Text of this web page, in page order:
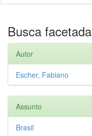
Busca facetada
Autor
Escher, Fabiano
Assunto
Brasil